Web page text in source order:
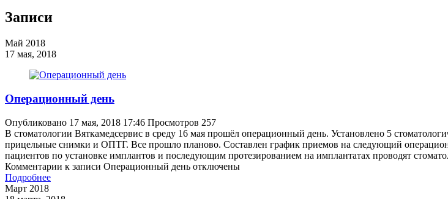
Записи
Май 2018
17 мая, 2018
Операционный день
Опубликовано 17 мая, 2018 17:46 Просмотров 257
В стоматологии Вяткамедсервис в среду 16 мая прошёл операционный день. Установлено 5
прицельные снимки и ОПТГ. Все прошло планово. Составлен график приемов на следующий
пациентов по установке имплантов и последующим протезированием на имплантатах проводят
Комментарии к записи Операционный день отключены
Подробнее
Март 2018